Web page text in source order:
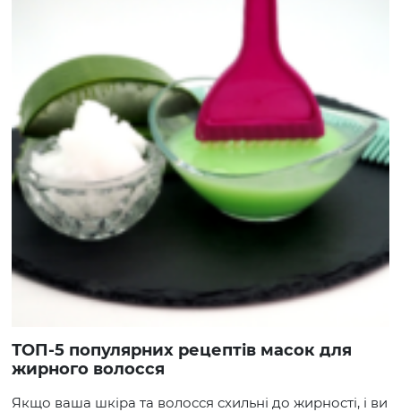
ТОП-5 популярних рецептів масок для
жирного волосся
Якщо ваша шкіра та волосся схильні до жирності, і ви